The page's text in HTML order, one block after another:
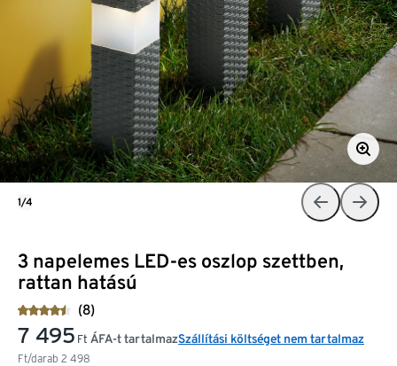
3 napelemes LED-es oszlop szettben,
rattan hatású
(8)
7 495 Ft
Ft/darab 2 498
ÁFA-t tartalmazSzállítási költséget nem tartalmaz
1/4